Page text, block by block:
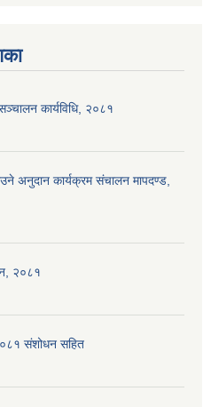
कार्यविधि, २०८१
अनुदान कार्यक्रम संचालन मापदण्ड,
२०८१
संशोधन सहित